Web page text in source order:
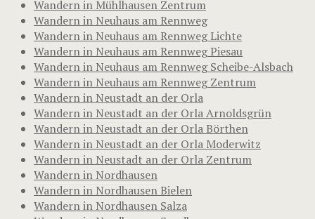
Wandern in Mühlhausen Zentrum
Wandern in Neuhaus am Rennweg
Wandern in Neuhaus am Rennweg Lichte
Wandern in Neuhaus am Rennweg Piesau
Wandern in Neuhaus am Rennweg Scheibe-Alsbach
Wandern in Neuhaus am Rennweg Zentrum
Wandern in Neustadt an der Orla
Wandern in Neustadt an der Orla Arnoldsgrün
Wandern in Neustadt an der Orla Börthen
Wandern in Neustadt an der Orla Moderwitz
Wandern in Neustadt an der Orla Zentrum
Wandern in Nordhausen
Wandern in Nordhausen Bielen
Wandern in Nordhausen Salza